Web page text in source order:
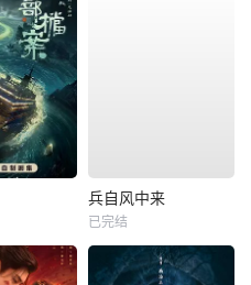
兵自风中来
已完结